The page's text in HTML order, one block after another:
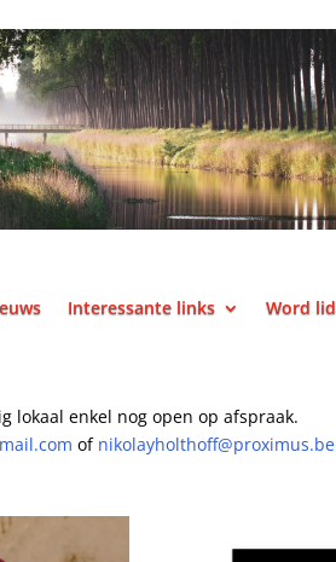
Interessante links Word lid
lokaal enkel nog open op afspraak.
of nikolayholthoff@proximus.be